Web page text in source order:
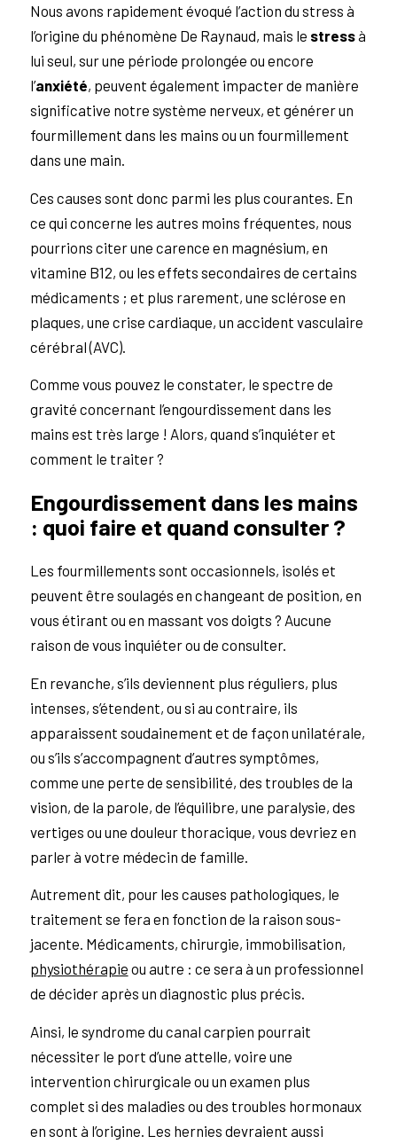
Nous avons rapidement évoqué l’action du stress à
l’origine du phénomène De Raynaud, mais le stressà
lui seul, sur une période prolongée ou encore
l’anxiété, peuvent également impacter de manière
significative notre système nerveux, et générer un
fourmillement dans les mains ou un fourmillement
dans une main.
Ces causes sont donc parmi les plus courantes. En
ce qui concerne les autres moins fréquentes, nous
pourrions citer une carence en magnésium, en
vitamine B12, ou les effets secondaires de certains
médicaments ; et plus rarement, une sclérose en
plaques, une crise cardiaque, un accident vasculaire
cérébral (AVC).
Comme vous pouvez le constater, le spectre de
gravité concernant l’engourdissement dans les
mains est très large ! Alors, quand s’inquiéter et
comment le traiter ?
Engourdissement dans les mains
: quoi faire et quand consulter ?
Les fourmillements sont occasionnels, isolés et
peuvent être soulagés en changeant de position, en
vous étirant ou en massant vos doigts ? Aucune
raison de vous inquiéter ou de consulter.
En revanche, s’ils deviennent plus réguliers, plus
intenses, s’étendent, ou si au contraire, ils
apparaissent soudainement et de façon unilatérale,
ou s’ils s’accompagnent d’autres symptômes,
comme une perte de sensibilité, des troubles de la
vision, de la parole, de l’équilibre, une paralysie, des
vertiges ou une douleur thoracique, vous devriez en
parler à votre médecin de famille.
Autrement dit, pour les causes pathologiques, le
traitement se fera en fonction de la raison sous-
jacente. Médicaments, chirurgie, immobilisation,
physiothérapie ou autre : ce sera à un professionnel
de décider après un diagnostic plus précis.
Ainsi, le syndrome du canal carpien pourrait
nécessiter le port d’une attelle, voire une
intervention chirurgicale ou un examen plus
complet si des maladies ou des troubles hormonaux
en sont à l’origine. Les hernies devraient aussi